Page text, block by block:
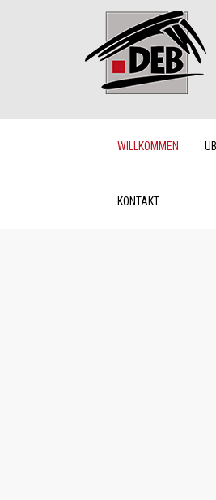
WILLKOMMEN
KONTAKT